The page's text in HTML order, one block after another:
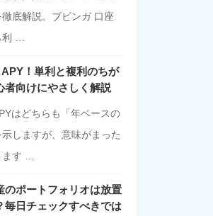
底解説。ブビンガ 口座
利 …
！単利と複利のちが
者向けにやさしく解説
はどちらも「年ベースの
しますが、意味がまった
ます …
のポートフォリオは放置
毎日チェックすべきでは